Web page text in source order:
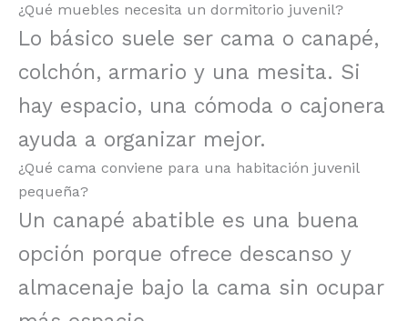
¿Qué muebles necesita un dormitorio juvenil?
Lo básico suele ser cama o canapé,
colchón, armario y una mesita. Si
hay espacio, una cómoda o cajonera
ayuda a organizar mejor.
¿Qué cama conviene para una habitación juvenil
pequeña?
Un canapé abatible es una buena
opción porque ofrece descanso y
almacenaje bajo la cama sin ocupar